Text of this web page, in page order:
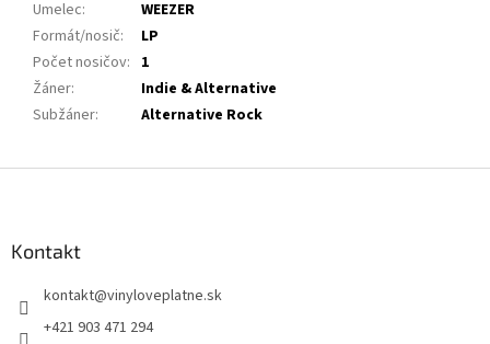
Umelec:
WEEZER
Formát/nosič:
LP
Počet nosičov: 1
Žáner:
Indie & Alternative
Subžáner: Alternative Rock
Kontakt
kontakt@vinyloveplatne.sk
+421 903 471 294